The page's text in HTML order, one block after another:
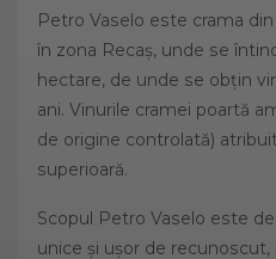
Petro Vaselo este crama
în zona Recaș, unde se
hectare, de unde se obțin
ani. Vinurile cramei poartă
de origine controlată)
superioară.
Scopul Petro Vaselo este
unice și ușor de